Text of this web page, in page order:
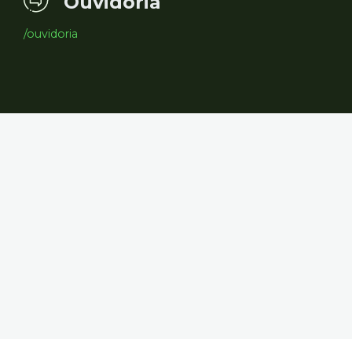
/ouvidoria